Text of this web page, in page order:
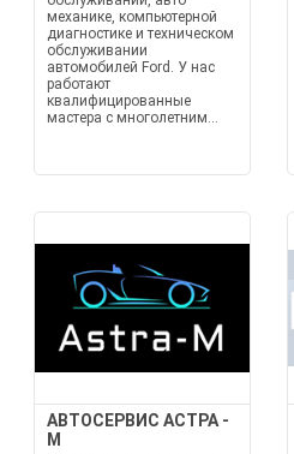
механике, компьютерной
диагностике и техническом
обслуживании
автомобилей Ford. У нас
работают
квалифицированные
мастера с многолетним...
АВТОСЕРВИС АСТРА -
М